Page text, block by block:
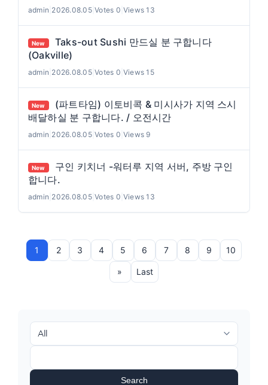
admin 2026.08.05|Votes 0 |Views 13
New
Taks-out Sushi 만드실 분 구합니다
(Oakville)
admin 2026.08.05|Votes 0 |Views 15
New
(파트타임) 이토비콕 & 미시사가 지역 스시
배달하실 분 구합니다. / 오전시간
admin 2026.08.05|Votes 0 |Views 9
New
구인 키치너 -워터루 지역 서버, 주방 구인
합니다.
admin 2026.08.05|Votes 0 |Views 13
1 2 3 4 5 6 7 8 9 10
» Last
Search